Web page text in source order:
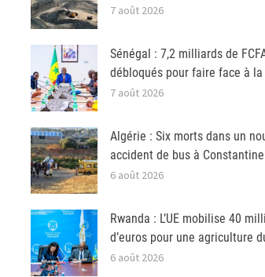
7 août 2026
Sénégal : 7,2 milliards de
débloqués pour faire face à la
7 août 2026
Algérie : Six morts dans un
accident de bus à Constantine
6 août 2026
Rwanda : L’UE mobilise 40
d’euros pour une agriculture
6 août 2026